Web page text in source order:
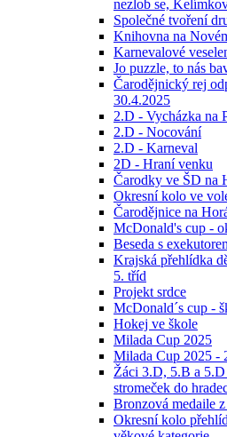
nezlob se,
Společné tvoření
Knihovna na
Karnevalové
Jo puzzle, to nás
Čarodějnický rej
30.4.2025
2.D - Vycházka na
2.D - Nocování
2.D - Karneval
2D - Hraní venku
Čarodky ve ŠD na
Okresní kolo ve
Čarodějnice na
McDonald's cup -
Beseda s
Krajská přehlídka
5. tříd
Projekt srdce
McDonald´s cup -
Hokej ve škole
Milada Cup 2025
Milada Cup 2025 -
Žáci 3.D, 5.B a
stromeček do
Bronzová medaile
Okresní kolo